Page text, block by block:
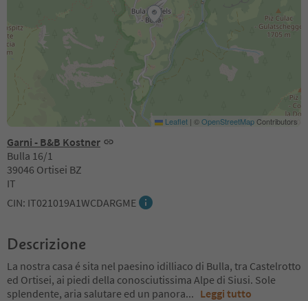
Garni - B&B Kostner
Bulla 16/1
39046 Ortisei BZ
IT
CIN: IT021019A1WCDARGME
Leaflet | ©OpenStreetMapContributors
Descrizione
La nostra casa é sita nel paesino idilliaco di Bulla, tra Castelrotto
ed Ortisei, ai piedi della conosciutissima Alpe di Siusi. Sole
splendente, aria salutare ed un panora... Leggi tutto